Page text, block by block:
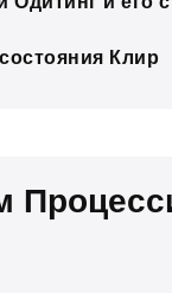
Клир